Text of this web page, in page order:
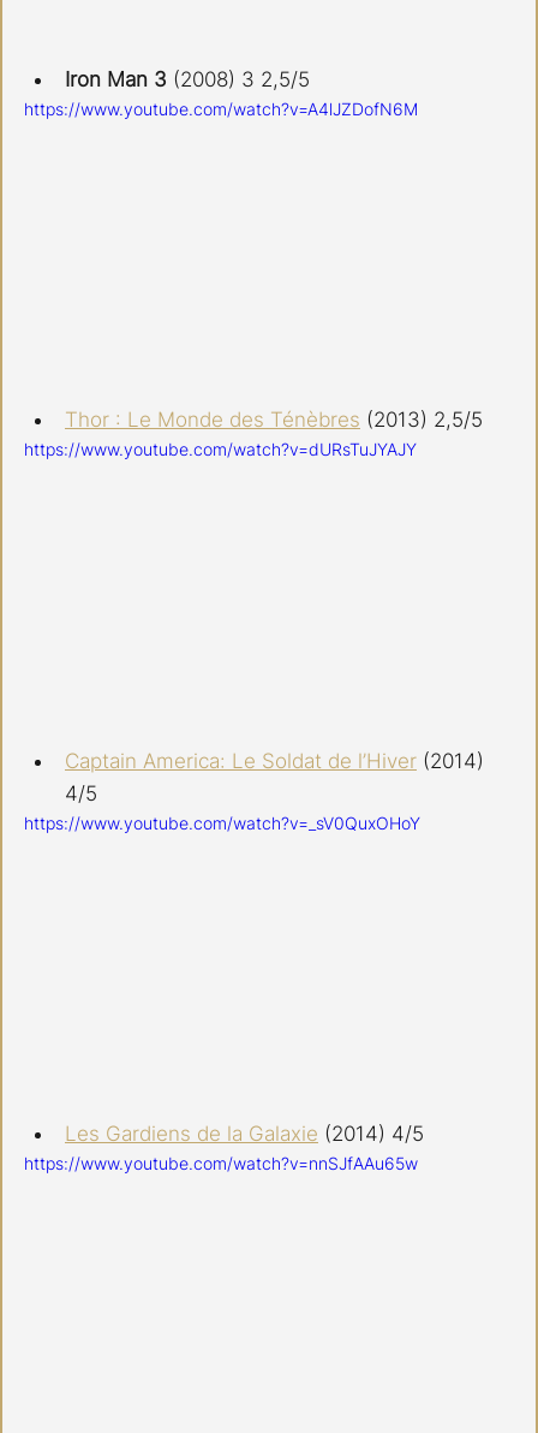
Iron Man 3 (2008) 3 2,5/5
https://www.youtube.com/watch?v=A4lJZDofN6M
Thor : Le Monde des Ténèbres (2013) 2,5/5
https://www.youtube.com/watch?v=dURsTuJYAJY
Captain America: Le Soldat de l’Hiver (2014)
4/5
https://www.youtube.com/watch?v=_sV0QuxOHoY
Les Gardiens de la Galaxie (2014) 4/5
https://www.youtube.com/watch?v=nnSJfAAu65w